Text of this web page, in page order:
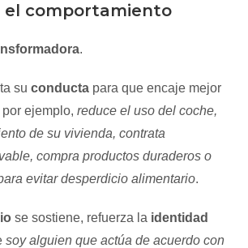
el comportamiento
.
suconducta para que encaje mejor
por ejemplo,reduce el uso del coche,
de su vivienda, contrata
compra productos duraderos o
evitar desperdicio alimentario.
se sostiene, refuerza la identidad
soy alguien que actúa de acuerdo con